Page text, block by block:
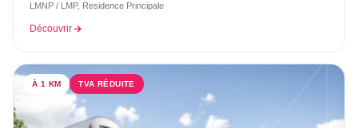
LMNP / LMP, Residence Principale
Découvrir
À 1 KM TVA RÉDUITE